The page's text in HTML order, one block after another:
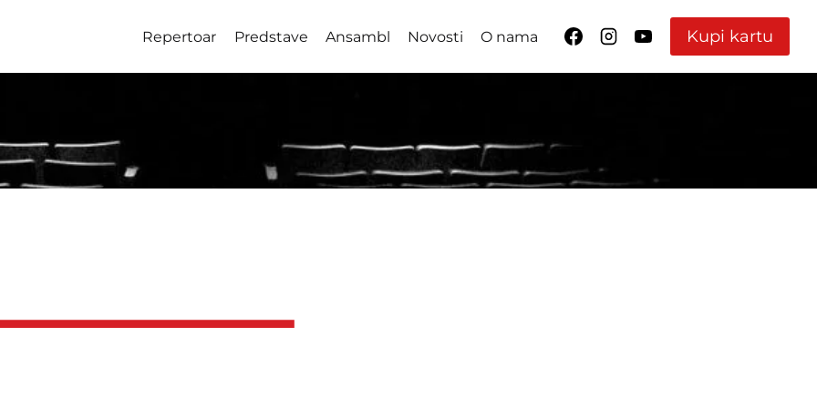
Repertoar Predstave Ansambl Novosti O nama Kupi kartu